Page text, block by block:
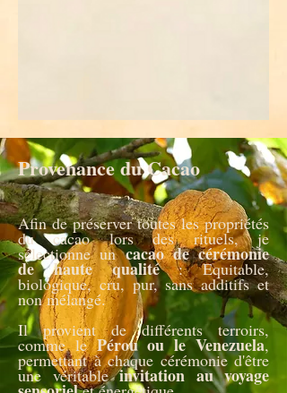
Provenance du Cacao
Afin de préserver toutes les propriétés
du cacao lors des rituels, je
sélectionne uncacao de cérémonie
de haute qualité: Equitable,
biologique, cru, pur, sans additifs et
non mélangé.
Il provient de différents terroirs,
comme lePérou ou le Venezuela,
permettant à chaque cérémonie d'être
une véritableinvitation au voyage